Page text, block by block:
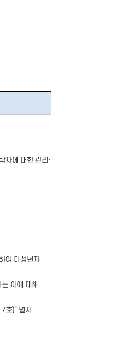
자에 대한 관리·
여 미성년자
이에 대해
호)” 별지